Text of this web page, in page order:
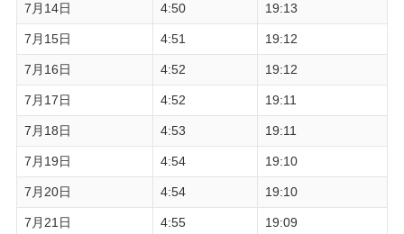
7月14日 4:50 19:13
7月15日 4:51 19:12
7月16日 4:52 19:12
7月17日 4:52 19:11
7月18日 4:53 19:11
7月19日 4:54 19:10
7月20日 4:54 19:10
7月21日 4:55 19:09